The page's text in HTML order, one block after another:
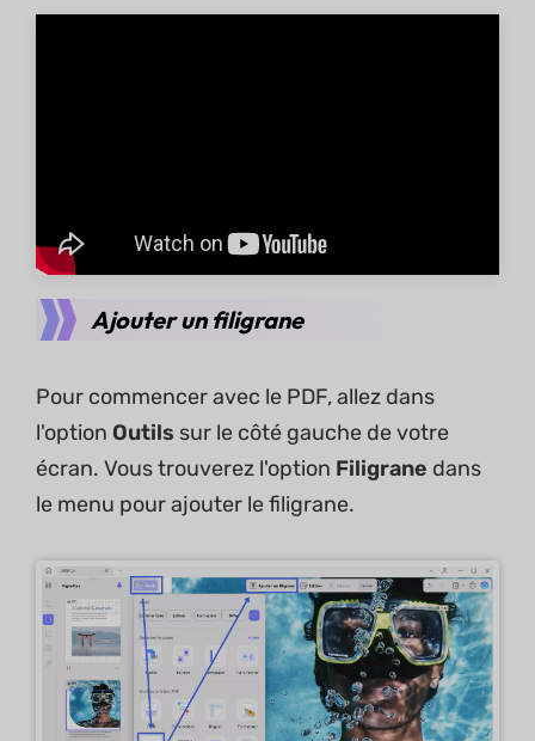
Ajouter un filigrane
Pour commencer avec le PDF, allez dans
l'option Outils sur le côté gauche de votre
écran. Vous trouverez l'option Filigrane dans
le menu pour ajouter le filigrane.